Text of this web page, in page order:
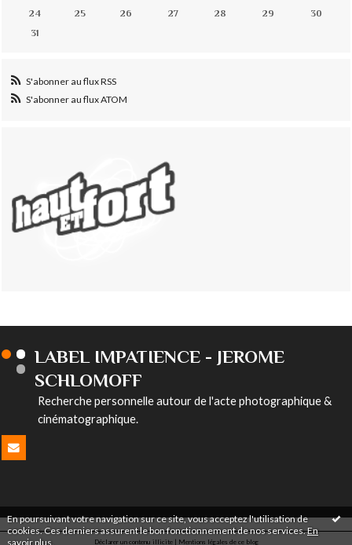
En poursuivant votre navigation sur ce site, vous acceptez l'utilisation de
cookies. Ces derniers assurent le bon fonctionnement de nos services.En
savoir plus
24
25 26 27 28 29
30
31
S'abonner au flux RSS
S'abonner au flux ATOM
LABEL IMPATIENCE - JEROME
SCHLOMOFF
Recherche personnelle autour de l'acte photographique &
cinématographique.
Déclarer un contenu illicite| Mentions légales de ce blog